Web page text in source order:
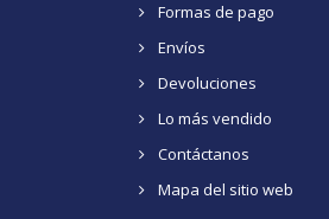
Formas de pago
Envíos
Devoluciones
Lo más vendido
Contáctanos
Mapa del sitio web